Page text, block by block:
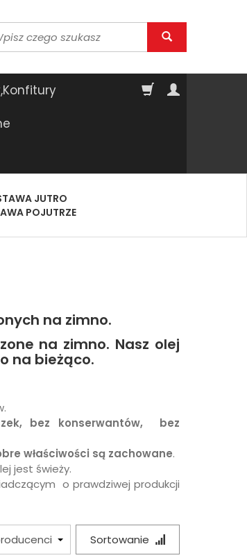
JUTRO
POJUTRZE
na zimno.
na zimno. Nasz olej
na bieżąco.
bez konserwantów, bez
właściwości są zachowane.
jest świeży.
o prawdziwej produkcji
Sortowanie